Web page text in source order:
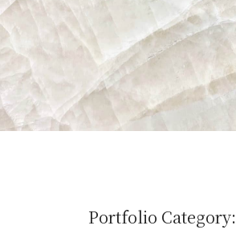
Portfolio Category: